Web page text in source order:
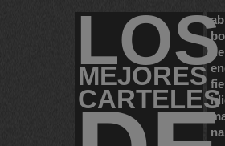
LOS
MEJORES
CARTELES